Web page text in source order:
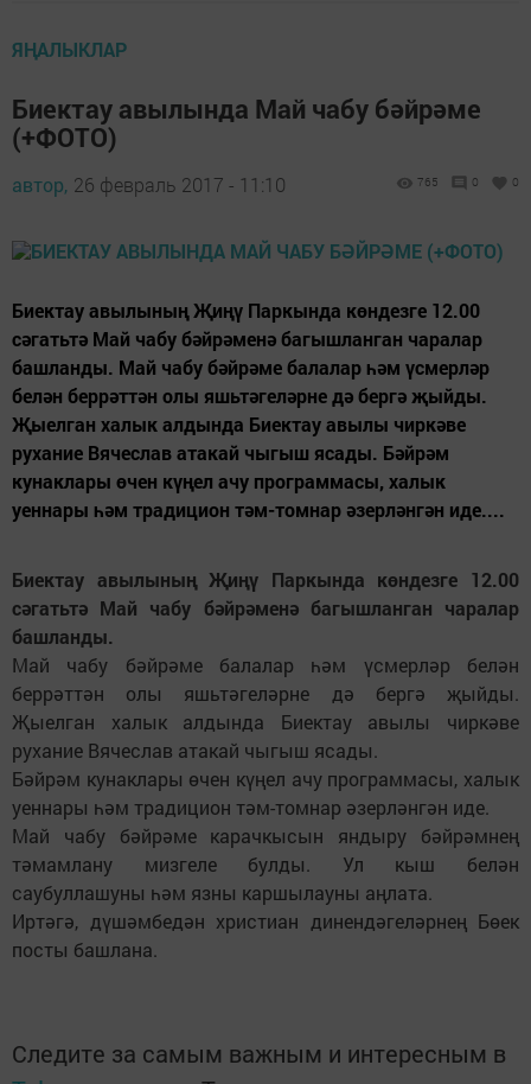
ЯҢАЛЫКЛАР
Биектау авылында Май чабу бәйрәме
(+ФОТО)
автор, 26 февраль 2017 - 11:10 765 0 0
Биектау авылының Җиңү Паркында көндезге 12.00
сәгатьтә Май чабу бәйрәменә багышланган чаралар
башланды. Май чабу бәйрәме балалар һәм үсмерләр
белән беррәттән олы яшьтәгеләрне дә бергә җыйды.
Җыелган халык алдында Биектау авылы чиркәве
рухание Вячеслав атакай чыгыш ясады. Бәйрәм
кунаклары өчен күңел ачу программасы, халык
уеннары һәм традицион тәм-томнар әзерләнгән иде....
Биектау авылының Җиңү Паркында көндезге 12.00
сәгатьтә Май чабу бәйрәменә багышланган чаралар
башланды.
Май чабу бәйрәме балалар һәм үсмерләр белән
беррәттән олы яшьтәгеләрне дә бергә җыйды.
Җыелган халык алдында Биектау авылы чиркәве
рухание Вячеслав атакай чыгыш ясады.
Бәйрәм кунаклары өчен күңел ачу программасы, халык
уеннары һәм традицион тәм-томнар әзерләнгән иде.
Май чабу бәйрәме карачкысын яндыру бәйрәмнең
тәмамлану мизгеле булды. Ул кыш белән
саубуллашуны һәм язны каршылауны аңлата.
Иртәгә, дүшәмбедән христиан динендәгеләрнең Бөек
посты башлана.
Следите за самым важным и интересным в